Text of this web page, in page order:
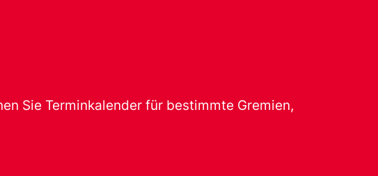
Sie Terminkalender für bestimmte Gremien,